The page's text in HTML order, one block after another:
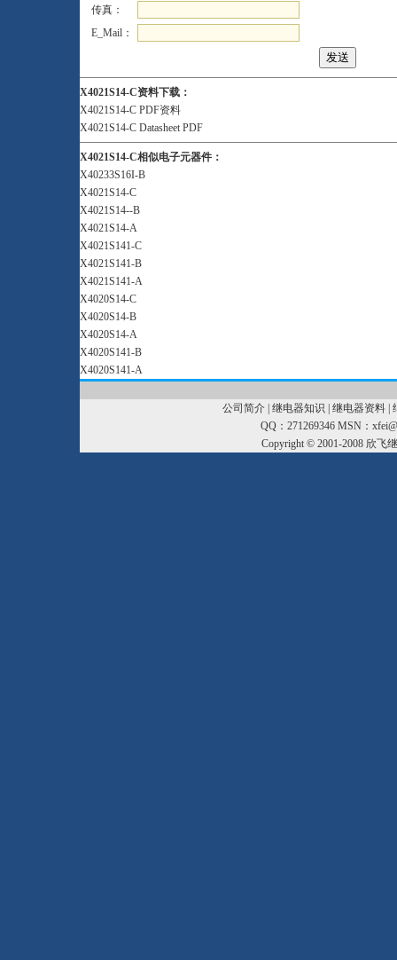
传真：
E_Mail：
X4021S14-C资料下载：
X4021S14-C PDF资料
X4021S14-C Datasheet PDF
X4021S14-C相似电子元器件：
X40233S16I-B
X4021S14-C
X4021S14--B
X4021S14-A
X4021S141-C
X4021S141-B
X4021S141-A
X4020S14-C
X4020S14-B
X4020S14-A
X4020S141-B
X4020S141-A
公司简介| 继电器知识 继电器资料|
QQ：271269346 MSN：
Copyright © 2001-2008 欣飞